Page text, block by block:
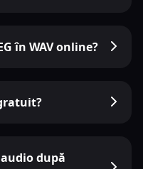
în WAV online?
după